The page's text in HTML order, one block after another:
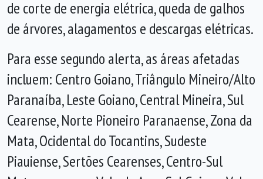
de corte de energia elétrica, queda de galhos
de árvores, alagamentos e descargas elétricas.
Para esse segundo alerta, as áreas afetadas
incluem: Centro Goiano, Triângulo Mineiro/Alto
Paranaíba, Leste Goiano, Central Mineira, Sul
Cearense, Norte Pioneiro Paranaense, Zona da
Mata, Ocidental do Tocantins, Sudeste
Piauiense, Sertões Cearenses, Centro-Sul